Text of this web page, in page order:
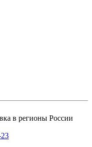
в регионы России